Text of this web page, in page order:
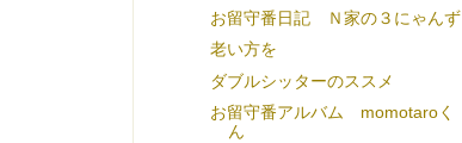
お留守番日記 Ｎ家の３にゃんず
老い方を
ダブルシッターのススメ
お留守番アルバム momotaroく
ん